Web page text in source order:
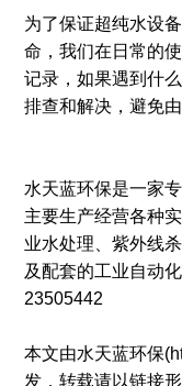
为了保证超纯水设
命，我们在日常的
记录，如果遇到什
排查和解决，避免
水天蓝环保是一家
主要生产经营各种
业水处理、紫外线
及配套的工业自动
23505442
本文由水天蓝环保
发，转载请以链接